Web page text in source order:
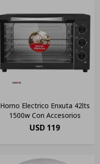
Horno Electrico Enxuta 42lts
1500w Con Accesorios
USD 119